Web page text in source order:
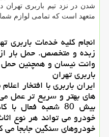
شدن در نزد تیم باربری تهران
متعهد است که تمامی لوازم
انجام کلیه خدمات باربری
زبده و متخصص. حمل بار
وانت نیسان و همچنین حمل
باربری تهران
ایران باربری با افتخار
های بهتر و سریع تر عمل می
بیش 80 شعبه فعال
خودرو می تواند هر نوع
خودروهای سنگین جابجا می